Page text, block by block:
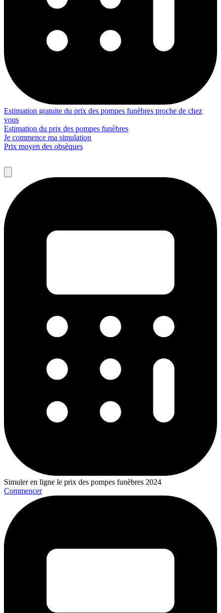
Estimation gratuite du prix des pompes funèbres proche de chez
vous
Estimation du prix des pompes funèbres
Je commence ma simulation
Prix moyen des obsèques
Simuler en ligne le prix des pompes funèbres 2024
Commencer